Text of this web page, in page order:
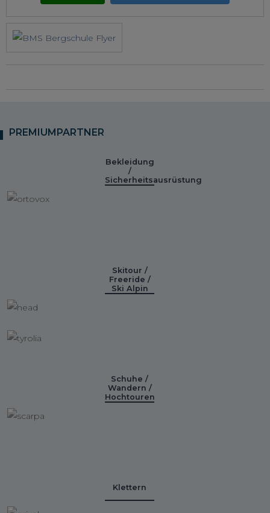
PREMIUMPARTNER
Bekleidung
/
Sicherheitsausrüstung
Skitour /
Freeride /
Ski Alpin
Schuhe /
Wandern /
Hochtouren
Klettern